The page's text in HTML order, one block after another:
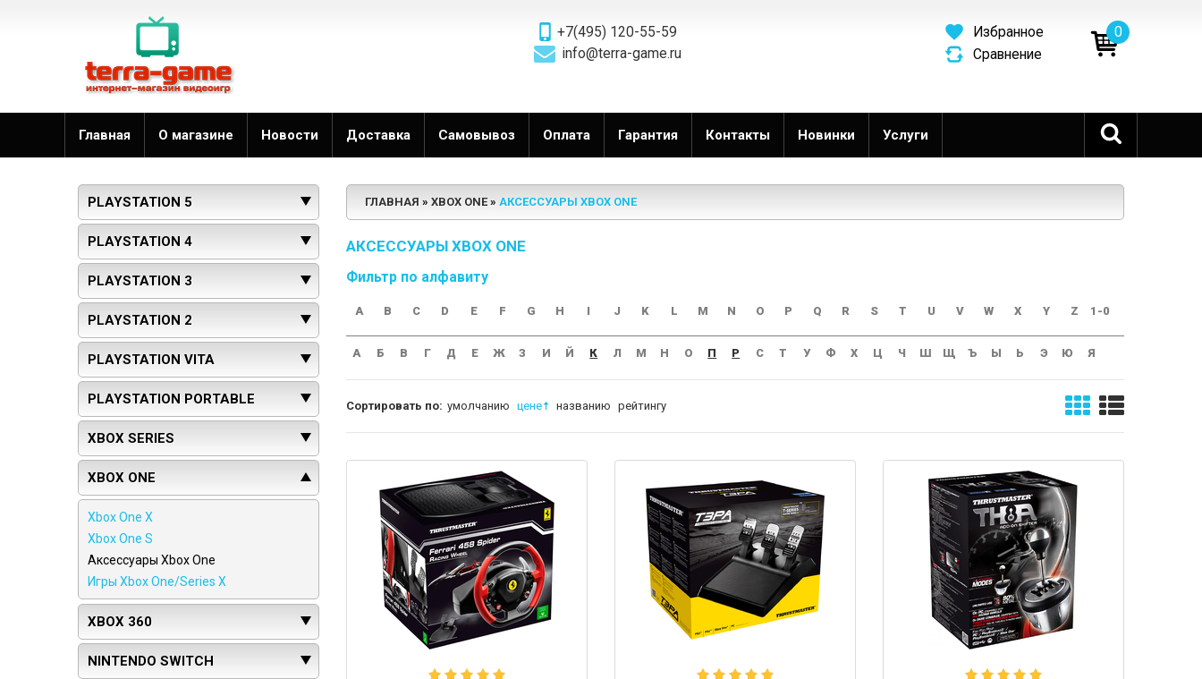
+7(495) 120-55-59
info@terra-game.ru
0
Избранное
Сравнение
Главная О магазине Новости Доставка Самовывоз Оплата Гарантия Контакты Новинки Услуги
PLAYSTATION 5
PLAYSTATION 4
PLAYSTATION 3
PLAYSTATION 2
PLAYSTATION VITA
PLAYSTATION PORTABLE
XBOX SERIES
XBOX ONE
Xbox One X
Xbox One S
Аксессуары Xbox One
Игры Xbox One/Series X
XBOX 360
NINTENDO SWITCH
ГЛАВНАЯ XBOX ONE АКСЕССУАРЫ XBOX ONE
АКСЕССУАРЫ XBOX ONE
Фильтр по алфавиту
A B C D E F G H I J K L M N O P Q R S T U V W X Y Z 1-0
А Б В Г Д Е Ж З И Й К Л М Н О П Р С Т У Ф Х Ц Ч Ш Щ Ъ Ы Ь Э Ю Я
Сортировать по: умолчанию цене названию рейтингу